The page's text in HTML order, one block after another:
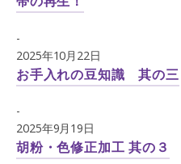
-
2025年10月22日
お手入れの豆知識 其の三
-
2025年9月19日
胡粉・色修正加工 其の３